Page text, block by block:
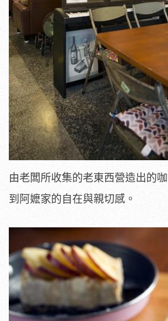
由老闆所收集的老東西營造出的
到阿嬷家的自在與親切感。